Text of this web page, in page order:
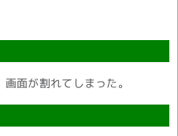
面が割れてしまった。